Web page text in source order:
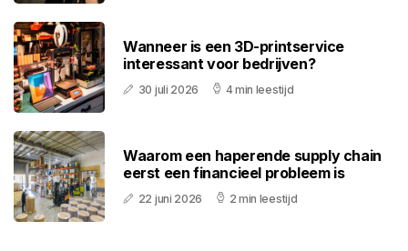
Wanneer is een 3D-printservice
interessant voor bedrijven?
30 juli 2026 4 min leestijd
Waarom een haperende supply chain
eerst een financieel probleem is
22 juni 2026 2 min leestijd